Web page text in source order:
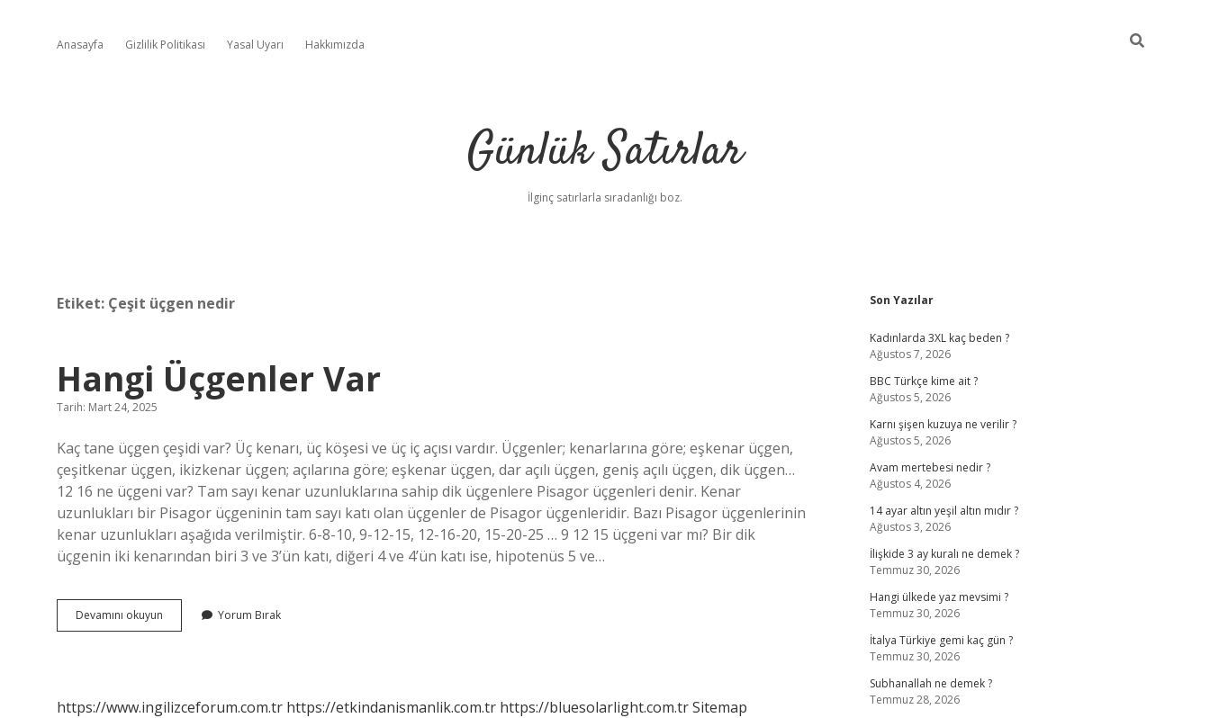
Anasayfa Gizlilik Politikası Yasal Uyarı Hakkımızda
Günlük Satırlar
İlginç satırlarla sıradanlığı boz.
Etiket: Çeşit üçgen nedir
Hangi Üçgenler Var
Tarih: Mart 24, 2025
Kaç tane üçgen çeşidi var? Üç kenarı, üç köşesi ve üç iç açısı vardır. Üçgenler; kenarlarına göre; eşkenar üçgen,
çeşitkenar üçgen, ikizkenar üçgen; açılarına göre; eşkenar üçgen, dar açılı üçgen, geniş açılı üçgen, dik üçgen…
12 16 ne üçgeni var? Tam sayı kenar uzunluklarına sahip dik üçgenlere Pisagor üçgenleri denir. Kenar
uzunlukları bir Pisagor üçgeninin tam sayı katı olan üçgenler de Pisagor üçgenleridir. Bazı Pisagor üçgenlerinin
kenar uzunlukları aşağıda verilmiştir. 6-8-10, 9-12-15, 12-16-20, 15-20-25 … 9 12 15 üçgeni var mı? Bir dik
üçgenin iki kenarından biri 3 ve 3’ün katı, diğeri 4 ve 4’ün katı ise, hipotenüs 5 ve…
Devamını okuyun
Üçgenler
Yorum Bırak
https://www.ingilizceforum.com.tr https://etkindanismanlik.com.tr https://bluesolarlight.com.trSitemap
Sidebar
Son Yazılar
Kadınlarda 3XL kaç beden ?
Ağustos 7, 2026
BBC Türkçe kime ait ?
Ağustos 5, 2026
Karnı şişen kuzuya ne verilir ?
Ağustos 5, 2026
Avam mertebesi nedir ?
Ağustos 4, 2026
14 ayar altın yeşil altın mıdır ?
Ağustos 3, 2026
İlişkide 3 ay kuralı ne demek ?
Temmuz 30, 2026
Hangi ülkede yaz mevsimi ?
Temmuz 30, 2026
İtalya Türkiye gemi kaç gün ?
Temmuz 30, 2026
Subhanallah ne demek ?
Temmuz 28, 2026